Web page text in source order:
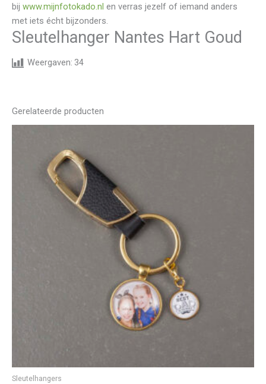
bij www.mijnfotokado.nl en verras jezelf of iemand anders
met iets écht bijzonders.
Sleutelhanger Nantes Hart Goud
Weergaven: 34
Gerelateerde producten
Sleutelhangers